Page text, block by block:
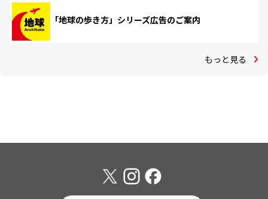
「地球の歩き方」シリーズ広告のご案内
もっと見る